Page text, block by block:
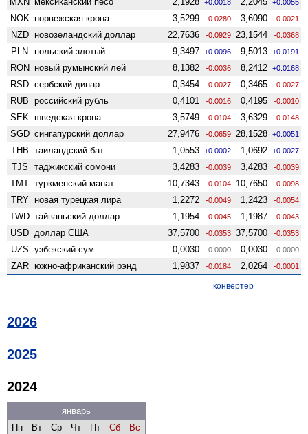
+0.0018 +0.0055
NOK норвежская крона 3,5299 -0.0280 3,6090 -0.0021
NZD ново­зеландский доллар 22,7636 -0.0929 23,1544 -0.0368
PLN польский злотый 9,3497 +0.0096 9,5013 +0.0191
RON новый румынский лей 8,1382 -0.0036 8,2412 +0.0168
RSD сербский динар 0,3454 -0.0027 0,3465 -0.0027
RUB российский рубль 0,4101 -0.0016 0,4195 -0.0010
SEK шведская крона 3,5749 -0.0104 3,6329 -0.0148
SGD сингапурский доллар 27,9476 -0.0659 28,1528 +0.0051
THB таиландский бат 1,0553 +0.0002 1,0692 +0.0027
TJS таджикский сомони 3,4283 -0.0039 3,4283 -0.0039
TMT туркменский манат 10,7343 -0.0104 10,7650 -0.0098
TRY новая турецкая лира 1,2272 -0.0049 1,2423 -0.0054
TWD тайваньский доллар 1,1954 -0.0045 1,1987 -0.0043
USD доллар США 37,5700 -0.0353 37,5700 -0.0353
UZS узбекский сум 0,0030 0.0000 0,0030 0.0000
ZAR южно-африканский рэнд 1,9837 -0.0184 2,0264 -0.0001
конвертер
2026
2025
2024
январь
Пн
Вт Ср Чт Пт Сб
Вс